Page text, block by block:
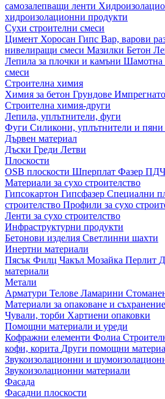
самозалепващи ленти
хидроизолационни продукти
Сухи строителни смеси
Цимент Хоросан Гипс Вар, варови
нивелиращи смеси Мазилки Бетон
Лепила за плочки и камъни Шамотна
смеси
Строителна химия
Химия за бетон Грундове
Строителна химия-други
Лепила, уплътнители, фуги
Фуги Силикони, уплътнители и пяни
Дървен материал
Дъски Греди Летви
Плоскости
OSB плоскости Шперплат Фазер ПДЧ
Материали за сухо строителство
Гипсокартон Гипсфазер Специални
строителство Профили за сухо
Ленти за сухо строителство
Инфраструктурни продукти
Бетонови изделия Светлинни шахти
Инертни материали
Пясък Филц Чакъл Мозайкa Перлит
материали
Метали
Арматури Телове Ламарини
Материали за опаковане и съхранение
Чували, торби Хартиени опаковки
Помощни материали и уреди
Кофражни елементи Фолиа
кофи, корита Други помощни
Звукоизолационни и
Звукоизолационни материали
Фасада
Фасадни плоскости